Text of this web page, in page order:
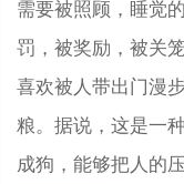
需要被照顾，睡觉
罚，被奖励，被关
喜欢被人带出门漫
粮。据说，这是一
成狗，能够把人的